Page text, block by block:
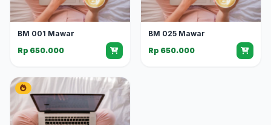
BM 001 Mawar
Rp 650.000
BM 025 Mawar
Rp 650.000